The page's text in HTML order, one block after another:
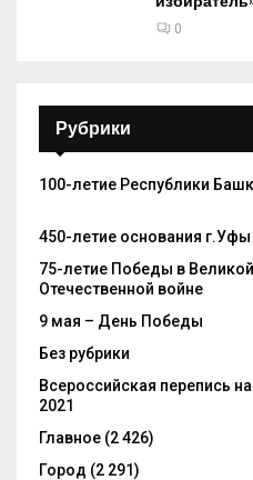
0
Рубрики
100-летие Республики
450-летие основания г.Уфы
75-летие Победы в Великой
Отечественной войне
9 мая – День Победы
Без рубрики
Всероссийская перепись
2021
Главное (2 426)
Город (2 291)